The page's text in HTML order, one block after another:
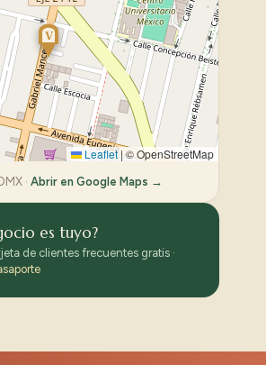
V
Leaflet|© OpenStreetMap
· Abrir en Google Maps →
es tuyo?
de clientes frecuentes gratis ·